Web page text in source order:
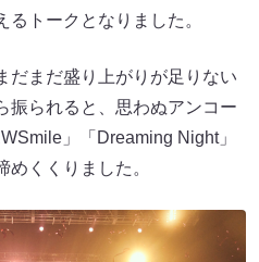
トークとなりました。
だまだ盛り上がりが足りない
振られると、思わぬアンコー
」「Dreaming Night」
めくくりました。